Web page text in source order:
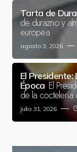
Tarta de
de durazno y
europea
agosto 3, 2026
El Presidente:
Época El
de la coctelería
julio 31, 2026